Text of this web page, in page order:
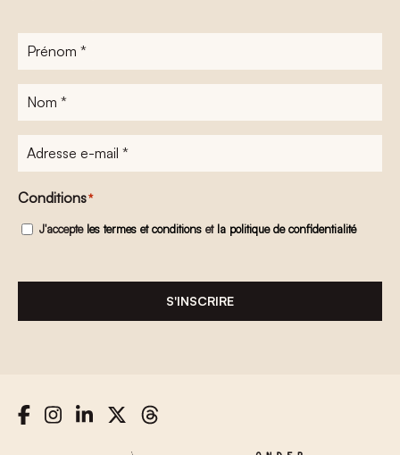
Prénom
Nom
Adresse
e-
mail*
Conditions*
J'accepte les termes et conditions et la politique de confidentialité
S'INSCRIRE